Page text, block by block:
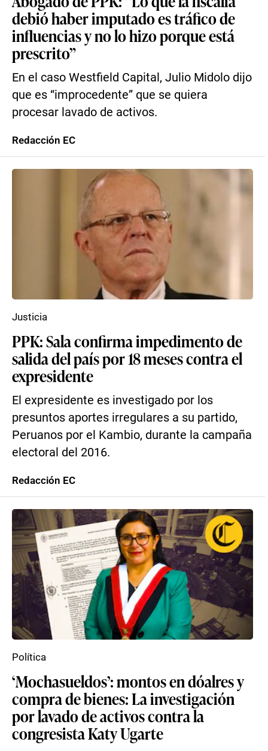
debió haber imputado es tráfico de
influencias y no lo hizo porque está
prescrito”
En el caso Westfield Capital, Julio Midolo dijo
que es “improcedente” que se quiera
procesar lavado de activos.
Redacción EC
PPK: Sala confirma impedimento de
salida del país por 18 meses contra el
expresidente
El expresidente es investigado por los
presuntos aportes irregulares a su partido,
Peruanos por el Kambio, durante la campaña
electoral del 2016.
Justicia
Redacción EC
‘Mochasueldos’: montos en dóalres y
compra de bienes: La investigación
por lavado de activos contra la
congresista Katy Ugarte
Política